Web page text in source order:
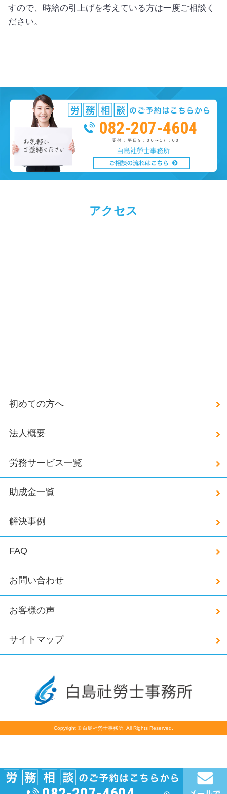
すので、時給の引上げを考えている方は一度ご相談く
ださい。
082-207-4604
受付：平日9：00〜17：00
白島社勞士事務所
アクセス
初めての方へ
法人概要
労務サービス一覧
助成金一覧
解決事例
FAQ
お問い合わせ
お客様の声
サイトマップ
Copyright © 白島社勞士事務所. All Rights Reserved.